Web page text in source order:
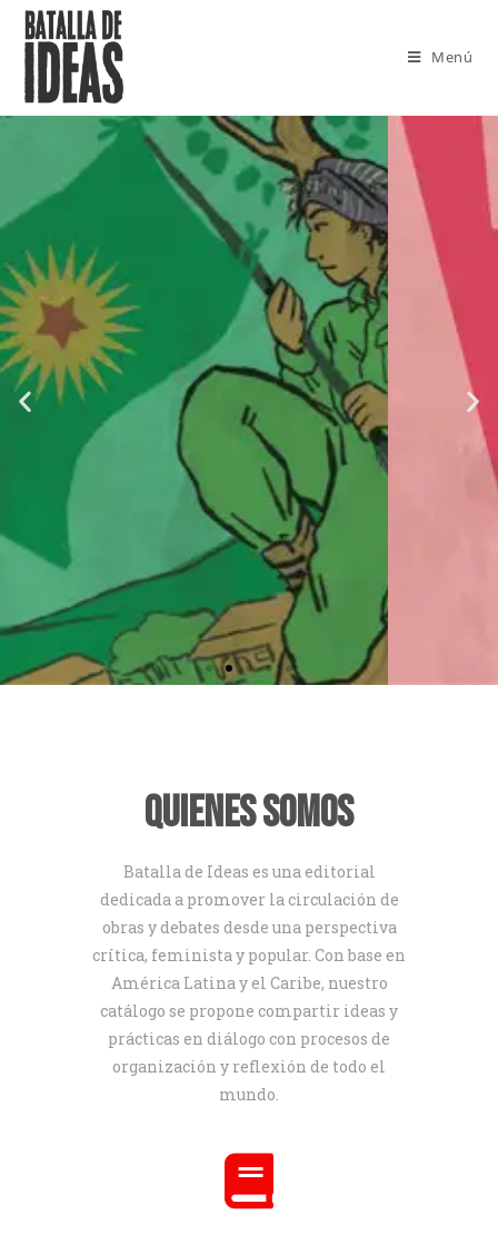
Menú
AMÉRICA LATINA EN LA
ENCRUCIJADA GLOBAL
Ver Más
Quienes Somos
Batalla de Ideas es una editorial
dedicada a promover la circulación de
obras y debates desde una perspectiva
crítica, feminista y popular. Con base en
América Latina y el Caribe, nuestro
catálogo se propone compartir ideas y
prácticas en diálogo con procesos de
organización y reflexión de todo el
mundo.